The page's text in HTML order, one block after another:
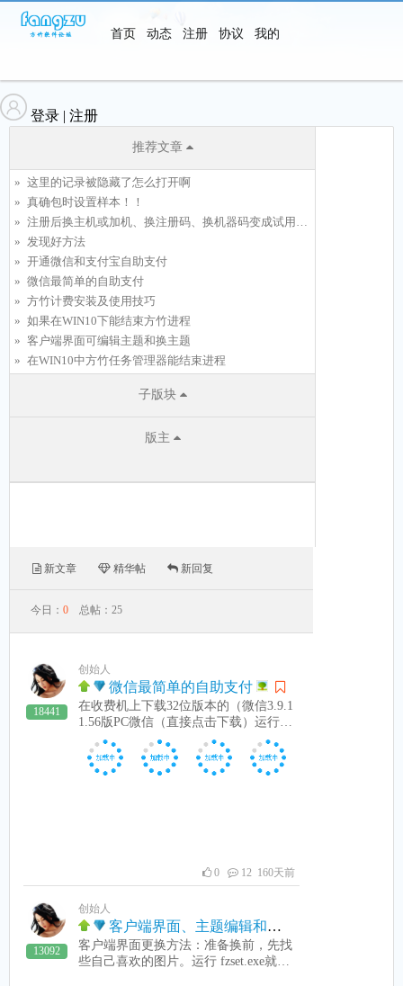
首页 动态 注册 协议 我的
登录 | 注册
推荐文章
这里的记录被隐藏了怎么打开啊
真确包时设置样本！！
注册后换主机或加机、换注册码、换机器码变成试用了怎么办？
发现好方法
开通微信和支付宝自助支付
微信最简单的自助支付
方竹计费安装及使用技巧
如果在WIN10下能结束方竹进程
客户端界面可编辑主题和换主题
在WIN10中方竹任务管理器能结束进程
子版块
版主
新文章 精华帖 新回复
今日：0 总帖：25
18441
创始人
微信最简单的自助支付
在收费机上下载32位版本的（微信3.9.1
1.56版PC微信（直接点击下载）运行，
当收费机显示对接成功，看下图：如果
提示不对，如提示版本不对等，是因为
不支持最新版微信，需要把微信版本降
后，用手机取微信信收款码加入到收费
机中： 这样，在客户端就可以自助支
付了，是不是很简单？电脑PC微信需
要关注“微信收款助手”方法：在向微信
左上角搜索 微信收款助手，搜索到如
下图：点“微信支付助手公众号-公众号
见下图：然后点关注即中。取微信二维
0 12 160天前
13092
创始人
客户端界面、主题编辑和更换方法
客户端界面更换方法：准备换前，先找
些自己喜欢的图片。运行 fzset.exe就可